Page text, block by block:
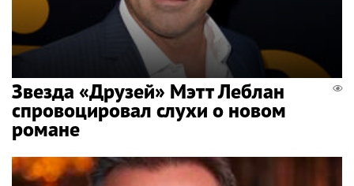
Звезда «Друзей» Мэтт Леблан
спровоцировал слухи о новом
романе